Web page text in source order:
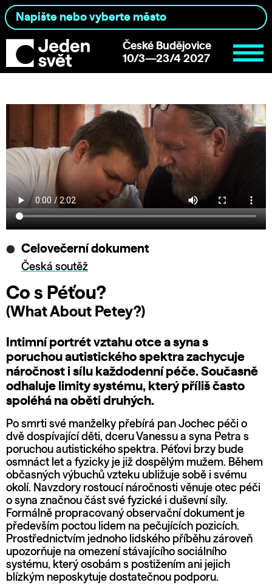
České Budějovice
10/3—23/4 2027
Celovečerní dokument
Česká soutěž
Co s Péťou?
(What About Petey?)
Intimní portrét vztahu otce a syna s
poruchou autistického spektra zachycuje
náročnost i sílu každodenní péče. Současně
odhaluje limity systému, který příliš často
spoléhá na oběti druhých.
Po smrti své manželky přebírá pan Jochec péči o
dvě dospívající děti, dceru Vanessu a syna Petra s
poruchou autistického spektra. Péťovi brzy bude
osmnáct let a fyzicky je již dospělým mužem. Během
občasných výbuchů vzteku ubližuje sobě i svému
okolí. Navzdory rostoucí náročnosti věnuje otec péči
o syna značnou část své fyzické i duševní síly.
Formálně propracovaný observační dokument je
především poctou lidem na pečujících pozicích.
Prostřednictvím jednoho lidského příběhu zároveň
upozorňuje na omezení stávajícího sociálního
systému, který osobám s postižením ani jejich
blízkým neposkytuje dostatečnou podporu.